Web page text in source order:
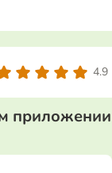
4.9
приложении